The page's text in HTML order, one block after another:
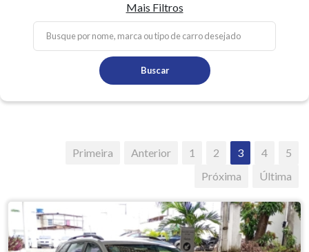
Mais Filtros
Buscar
Primeira Anterior 1 2 3 4
5
Próxima
Última